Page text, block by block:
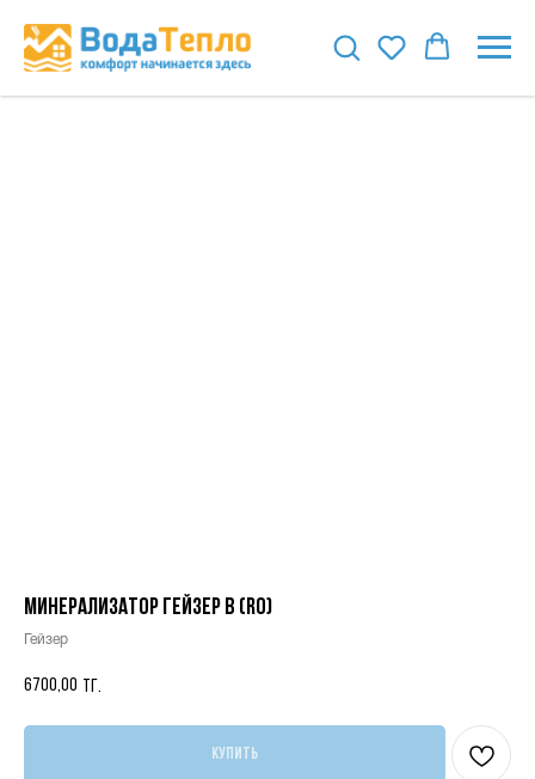
Минерализатор Гейзер В (RO)
Гейзер
6700,00 тг.
Купить